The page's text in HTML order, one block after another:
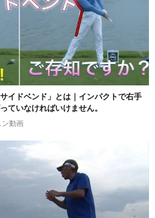
イドベンド」とは｜インパクトで右手
ていなければいけません。
ン動画